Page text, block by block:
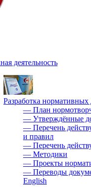
деятельность
Разработка нормативных
— План
— Утверждённые
— Перечень
и правил
— Перечень
— Методики
— Проекты
— Переводы
English